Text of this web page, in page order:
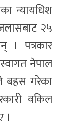
न्यायधिश
२५
। पत्रकार
नेपाल
बहस गरेका
वकिल
।